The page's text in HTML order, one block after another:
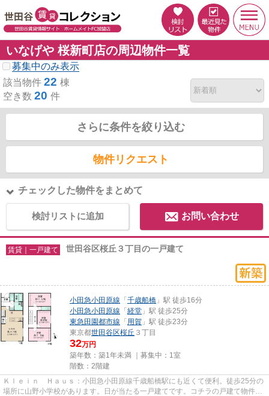
いなげや 桜新町店の周辺物件一覧
募集中のみ表示
該当物件 22 棟
空き数 20 件
さらに条件を絞り込む
物件リクエスト
チェックした物件をまとめて
検討リストに追加 お問い合わせ
賃貸｜一戸建て 世田谷区桜丘３丁目の一戸建て
小田急小田原線 「千歳船橋 」駅 徒歩16分
小田急小田原線 「経堂 」駅 徒歩25分
東急田園都市線 「用賀 」駅 徒歩23分
東京都世田谷区桜丘 ３丁目
32万円
築年数：築1年未満 ｜募集中： 1室
階数：2階建
Ｋｌｅｉｎ Ｈａｕｓ：小田急小田原線千歳船橋駅にも近くて便利。徒歩25分の
場所に山野小学校があります。日が当たる一戸建てです。コチラの戸建て物件は